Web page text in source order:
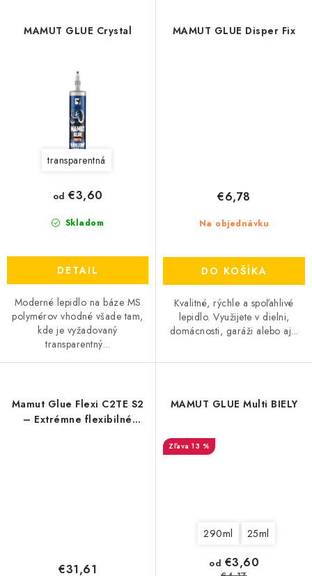
MAMUT GLUE Crystal
transparentná
Skladom
od €3,60
DETAIL
Moderné lepidlo na báze MS
polymérov vhodné všade tam,
kde je vyžadovaný
transparentný...
MAMUT GLUE Disper Fix
Na objednávku
€6,78
DO KOŠÍKA
Kvalitné, rýchle a spoľahlivé
lepidlo. Využijete v dielni,
domácnosti, garáži alebo aj...
Mamut Glue Flexi C2TE S2
– Extrémne flexibilné
€31,61
MAMUT GLUE Multi BIELY
13 %
290ml 25ml
od €3,60